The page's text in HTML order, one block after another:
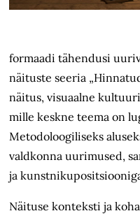
formaadi tähendusi
näituste seeria
näitus, visuaalne
mille keskne teema on
Metodoloogiliseks
valdkonna uurimused,
ja
Näituse konteksti ja